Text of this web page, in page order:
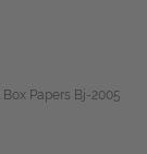
Papers Bj-2005